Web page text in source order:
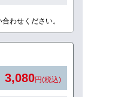
わせください。
3,080円(税込)